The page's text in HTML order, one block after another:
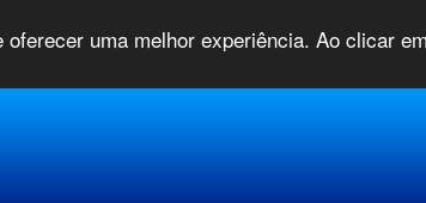
uma melhor experiência. Ao clicar